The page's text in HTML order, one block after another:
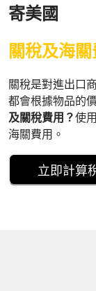
寄美國
關稅及海
關稅是對進出口
都會根據物品的
及關稅費用？使
海關費用。
立即計算